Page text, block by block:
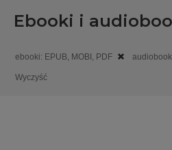
Ebooki i
ebooki: EPUB, MOBI, PDF
Wyczyść